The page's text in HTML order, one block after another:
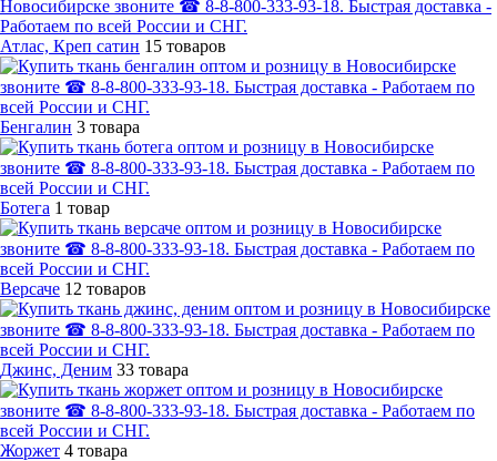
Атлас, Креп сатин 15 товаров
Бенгалин 3 товара
Ботега 1 товар
Версаче 12 товаров
Джинс, Деним 33 товара
Жоржет 4 товара